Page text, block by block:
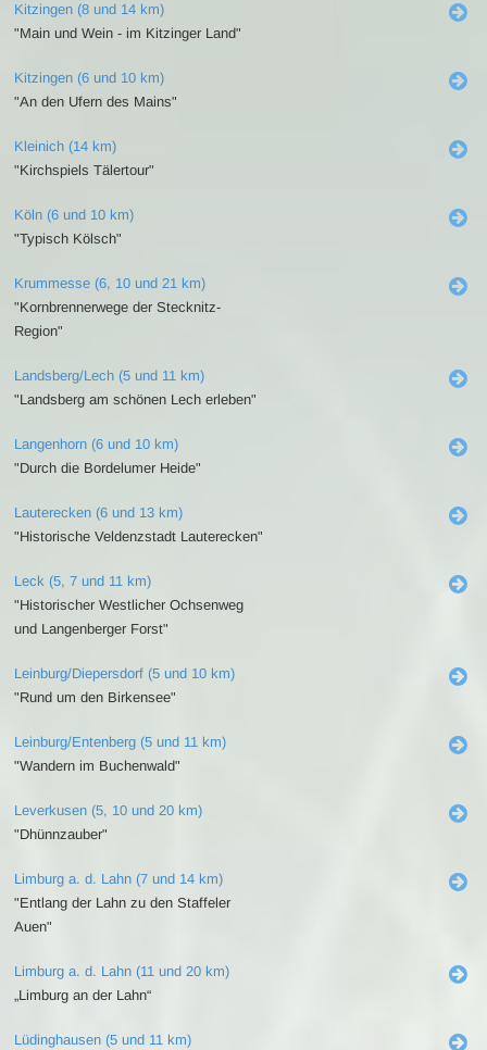
Kitzingen (8 und 14 km)
"Main und Wein - im Kitzinger Land"
Kitzingen (6 und 10 km)
"An den Ufern des Mains"
Kleinich (14 km)
"Kirchspiels Tälertour"
Köln (6 und 10 km)
"Typisch Kölsch"
Krummesse (6, 10 und 21 km)
"Kornbrennerwege der Stecknitz-
Region"
Landsberg/Lech (5 und 11 km)
"Landsberg am schönen Lech erleben"
Langenhorn (6 und 10 km)
"Durch die Bordelumer Heide"
Lauterecken (6 und 13 km)
"Historische Veldenzstadt Lauterecken"
Leck (5, 7 und 11 km)
"Historischer Westlicher Ochsenweg
und Langenberger Forst"
Leinburg/Diepersdorf (5 und 10 km)
"Rund um den Birkensee"
Leinburg/Entenberg (5 und 11 km)
"Wandern im Buchenwald"
Leverkusen (5, 10 und 20 km)
"Dhünnzauber"
Limburg a. d. Lahn (7 und 14 km)
"Entlang der Lahn zu den Staffeler
Auen"
Limburg a. d. Lahn (11 und 20 km)
„Limburg an der Lahn“
Lüdinghausen (5 und 11 km)